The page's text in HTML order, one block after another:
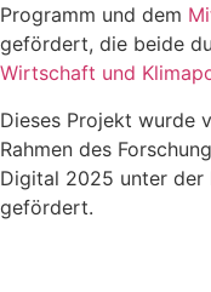
Programm und dem
gefördert, die beide
Wirtschaft und
Dieses Projekt wurde
Rahmen des
Digital 2025 unter der
gefördert.